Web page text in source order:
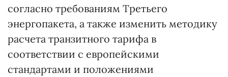
согласно требованиям Третьего
энергопакета, а также изменить методику
расчета транзитного тарифа в
соответствии с европейскими
стандартами и положениями